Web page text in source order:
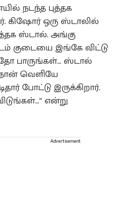
நடந்த புத்தக
கிஷோர் ஒரு ஸ்டாலில்
ஸ்டால். அங்கு
குடையை இங்கே விட்டு
பாருங்கள்… ஸ்டால்
நான் வெளியே
போட்டு இருக்கிறார்.
என்று
Advertisement